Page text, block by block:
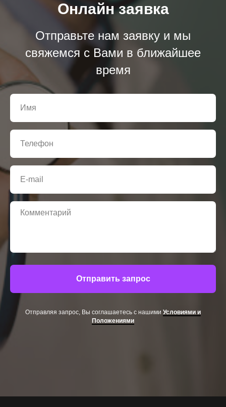
Онлайн заявка
Отправьте нам заявку и мы
свяжемся с Вами в ближайшее
время
Отправить запрос
Отправляя запрос, Вы соглашаетесь с нашими Условиями и
Положениями